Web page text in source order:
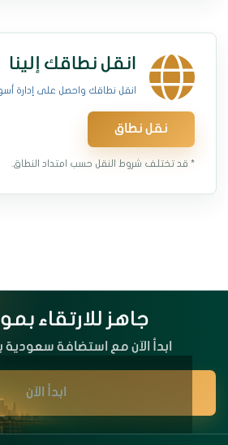
انقل نطاقك إلينا
انقل نطاقك واحصل على إدارة
نقل نطاق
* قد تختلف شروط النقل حسب امتداد النطاق.
جاهز للارتقاء
ابدأ الآن مع استضافة سعودية
ابدأ الآن